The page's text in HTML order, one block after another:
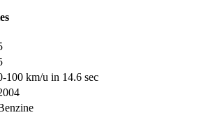
100 km/u in 14.6 sec